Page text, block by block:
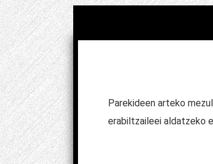
Parekideen arteko
erabiltzaileei aldatzeko